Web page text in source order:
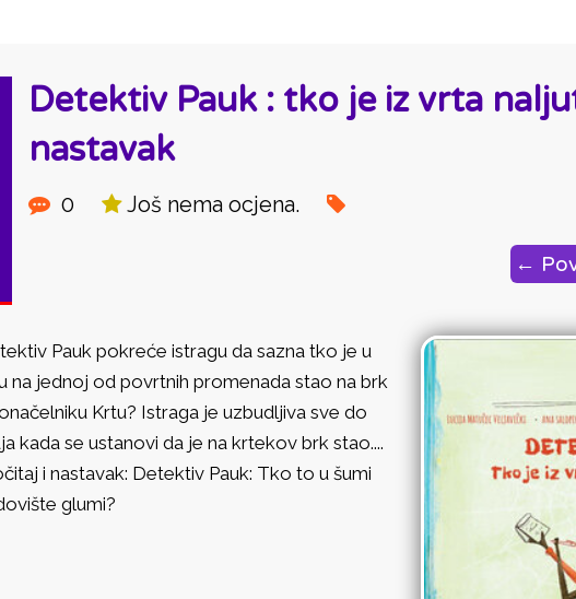
Detektiv Pauk : tko je iz vrta
nastavak
0 Još nema ocjena.
←
Pauk pokreće istragu da sazna tko je u
na jednoj od povrtnih promenada stao na brk
Krtu? Istraga je uzbudljiva sve do
kada se ustanovi da je na krtekov brk stao....
i nastavak: Detektiv Pauk: Tko to u šumi
glumi?